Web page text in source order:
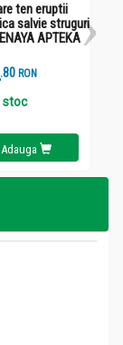
ten eruptii
salvie struguri
APTEKA
.8 RON
stoc
Adauga